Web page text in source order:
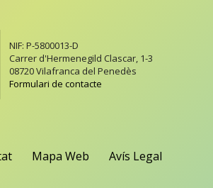
NIF: P-5800013-D
Carrer d'Hermenegild Clascar, 1-3
08720 Vilafranca del Penedès
Formulari de contacte
Mapa Web Avís Legal